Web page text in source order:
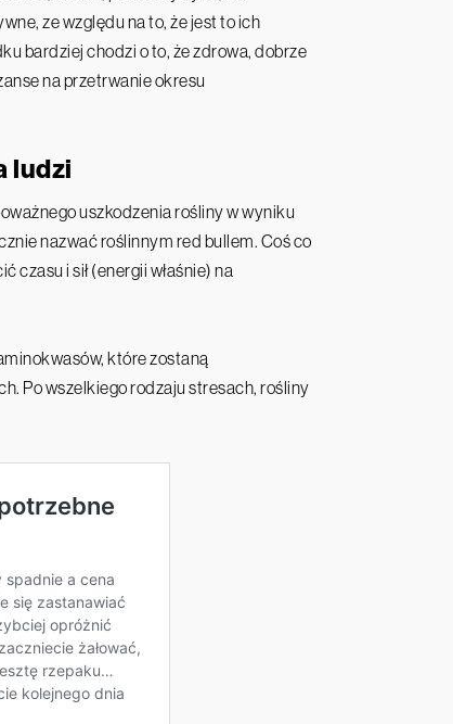
ze względu na to, że jest to ich
bardziej chodzi o to, że zdrowa, dobrze
na przetrwanie okresu
ludzi
uszkodzenia rośliny w wyniku
nazwać roślinnym red bullem. Coś co
czasu i sił (energii właśnie) na
które zostaną
Po wszelkiego rodzaju stresach, rośliny